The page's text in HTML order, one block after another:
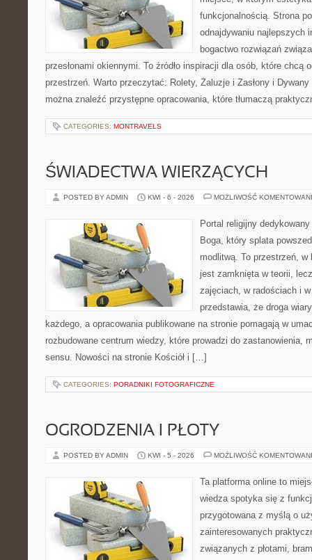
funkcjonalnością. Strona
odnajdywaniu najlepszych
bogactwo rozwiązań
przesłonami okiennymi. To źródło inspiracji dla osób, które chcą
przestrzeń. Warto przeczytać: Rolety, Żaluzje i Zasłony i Dywany
można znaleźć przystępne opracowania, które tłumaczą
CATEGORIES: MONTRAVELS
ŚWIADECTWA WIERZĄCYCH
POSTED BY ADMIN KWI - 6 - 2026 MOŻLIWOŚĆ
Portal religijny
Boga, który splata
modlitwą. To przestrzeń,
jest zamknięta w teorii,
zajęciach, w radościach i
przedstawia, że droga
każdego, a opracowania publikowane na stronie pomagają w
rozbudowane centrum wiedzy, które prowadzi do zastanowienia,
sensu. Nowości na stronie Kościół i […]
CATEGORIES: PORADNIKI FOTOGRAFICZNE
OGRODZENIA I PŁOTY
POSTED BY ADMIN KWI - 5 - 2026 MOŻLIWOŚĆ
Ta platforma online to
wiedza spotyka się z
przygotowana z myślą o
zainteresowanych
związanych z płotami,